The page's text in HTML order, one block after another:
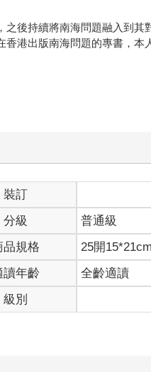
後持續將南海問題融入到其
港出版南海問題的專書，
裝訂
分級
普通級
品規格
25開15*21cm
讀年齡
全齡適讀
級別